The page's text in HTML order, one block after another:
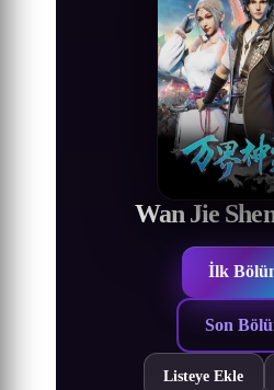
Wan Jie
İlk
Son
Listeye Ekle